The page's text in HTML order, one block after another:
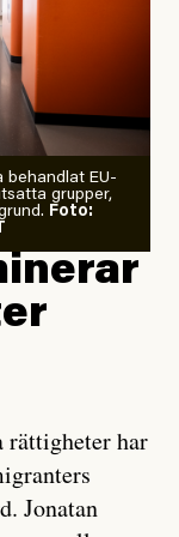
att ha
bedömer
ska
i delar av
vädret
El Niñon
Zeke
behandlat EU-
grupper,
Foto:
har
Jonatan